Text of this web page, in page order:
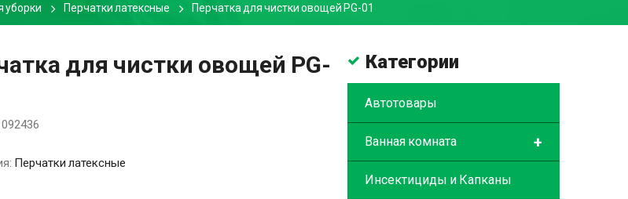
уборки Перчатки латексные Перчатка для чистки овощей PG-01
для чистки овощей PG-
092436
Перчатки латексные
Категории
Автотовары
+
Ванная комната
Инсектициды и Капканы